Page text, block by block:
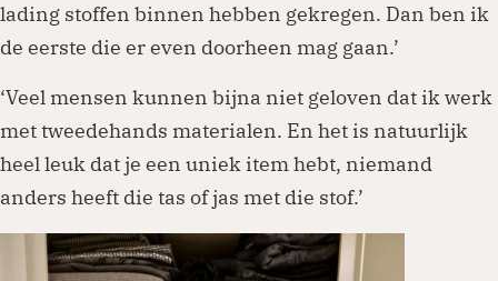
lading stoffen binnen hebben gekregen. Dan ben ik
de eerste die er even doorheen mag gaan.’
‘Veel mensen kunnen bijna niet geloven dat ik werk
met tweedehands materialen. En het is natuurlijk
heel leuk dat je een uniek item hebt, niemand
anders heeft die tas of jas met die stof.’